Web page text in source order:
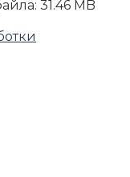
31.46 MB